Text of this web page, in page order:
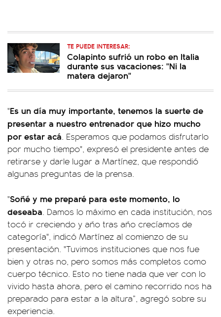
TE PUEDE INTERESAR:
Colapinto sufrió un robo en Italia
durante sus vacaciones: "Ni la
matera dejaron"
"Es un día muy importante, tenemos la suerte de
presentar a nuestro entrenador que hizo mucho
por estar acá. Esperamos que podamos disfrutarlo
por mucho tiempo", expresó el presidente antes de
retirarse y darle lugar a Martínez, que respondió
algunas preguntas de la prensa.
"Soñé y me preparé para este momento, lo
deseaba. Damos lo máximo en cada institución, nos
tocó ir creciendo y año tras año crecíamos de
categoría", indicó Martínez al comienzo de su
presentación. "Tuvimos instituciones que nos fue
bien y otras no, pero somos más completos como
cuerpo técnico. Esto no tiene nada que ver con lo
vivido hasta ahora, pero el camino recorrido nos ha
preparado para estar a la altura”, agregó sobre su
experiencia.